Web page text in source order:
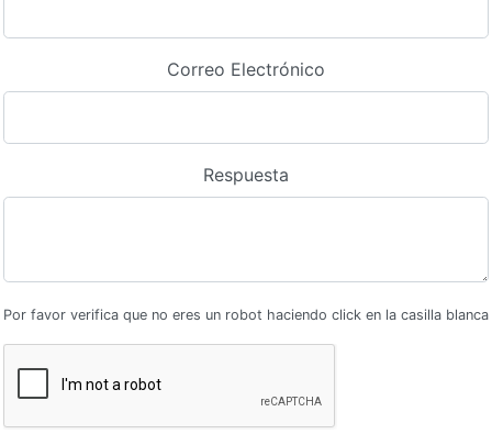
Correo Electrónico
Respuesta
Por favor verifica que no eres un robot haciendo click en la casilla blanca